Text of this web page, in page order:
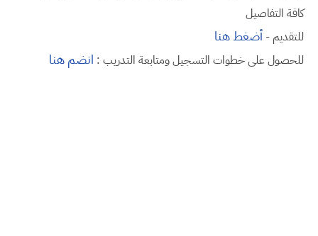
كافة التفاصيل
للتقديم - أضغط هنا
للحصول على خطوات التسجيل ومتابعة التدريب : انضم هنا